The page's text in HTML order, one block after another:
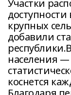
Участки
крупных
добавили
населения
коснется